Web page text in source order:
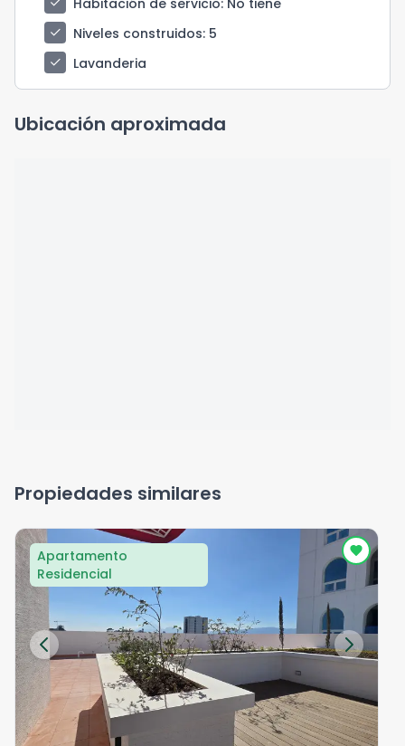
check
Niveles construidos: 5
check
Lavanderia
Ubicación aproximada
Propiedades similares
Apartamento
Residencial